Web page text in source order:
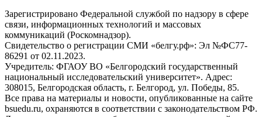
Зарегистрировано Федеральной службой по надзору в сфере
связи, информационных технологий и массовых
коммуникаций (Роскомнадзор).
Свидетельство о регистрации СМИ «белгу.рф»: Эл №ФС77-
86291 от 02.11.2023.
Учредитель: ФГАОУ ВО «Белгородский государственный
национальный исследовательский университет». Адрес:
308015, Белгородская область, г. Белгород, ул. Победы, 85.
Все права на материалы и новости, опубликованные на сайте
bsuedu.ru, охраняются в соответствии с законодательством РФ.